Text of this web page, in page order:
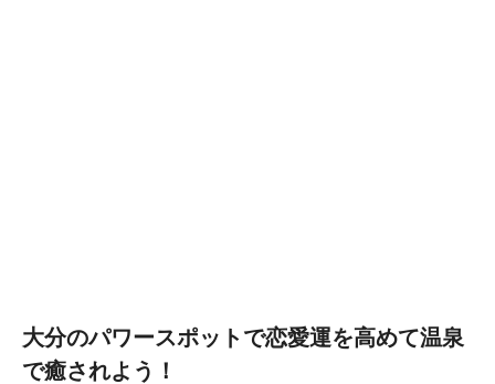
大分のパワースポットで恋愛運を高めて温泉
で癒されよう！